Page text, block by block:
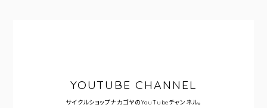
YOUTUBE CHANNEL
サイクルショップナカゴヤのYouTubeチャンネル。